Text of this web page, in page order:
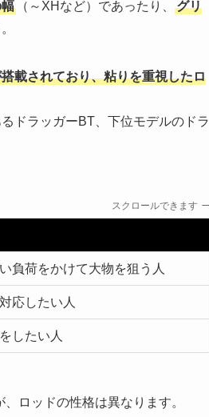
（～XHなど）であったり、
グリ
載されており、粘りを重視したロ
ドラッガーBT、下位モデルのドラ
スクロールできます
負荷をかけて大物を狙う人
応したい人
したい人
ロッドの性格は異なります。